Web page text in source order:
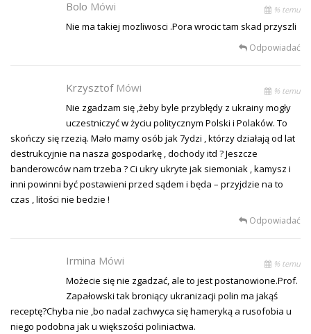
Bolo Mówi % temu
Nie ma takiej mozliwosci .Pora wrocic tam skad przyszli
Odpowiadać
Krzysztof Mówi % temu
Nie zgadzam się ,żeby byle przybłędy z ukrainy mogły
uczestniczyć w życiu politycznym Polski i Polaków. To
skończy się rzezią. Mało mamy osób jak 7ydzi , którzy działają od lat
destrukcyjnie na nasza gospodarkę , dochody itd ? Jeszcze
banderowców nam trzeba ? Ci ukry ukryte jak siemoniak , kamysz i
inni powinni być postawieni przed sądem i będa – przyjdzie na to
czas , litości nie bedzie !
Odpowiadać
Irmina Mówi % temu
Możecie się nie zgadzać, ale to jest postanowione.Prof.
Zapałowski tak broniący ukranizacji polin ma jakąś
receptę?Chyba nie ,bo nadal zachwyca się hameryką a rusofobia u
niego podobna jak u większości poliniactwa.